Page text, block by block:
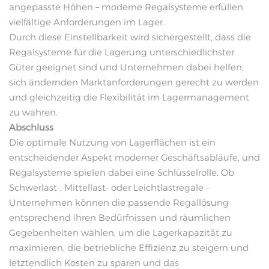
angepasste Höhen – moderne Regalsysteme erfüllen
vielfältige Anforderungen im Lager.
Durch diese Einstellbarkeit wird sichergestellt, dass die
Regalsysteme für die Lagerung unterschiedlichster
Güter geeignet sind und Unternehmen dabei helfen,
sich ändernden Marktanforderungen gerecht zu werden
und gleichzeitig die Flexibilität im Lagermanagement
zu wahren.
Abschluss
Die optimale Nutzung von Lagerflächen ist ein
entscheidender Aspekt moderner Geschäftsabläufe, und
Regalsysteme spielen dabei eine Schlüsselrolle. Ob
Schwerlast-, Mittellast- oder Leichtlastregale –
Unternehmen können die passende Regallösung
entsprechend ihren Bedürfnissen und räumlichen
Gegebenheiten wählen, um die Lagerkapazität zu
maximieren, die betriebliche Effizienz zu steigern und
letztendlich Kosten zu sparen und das